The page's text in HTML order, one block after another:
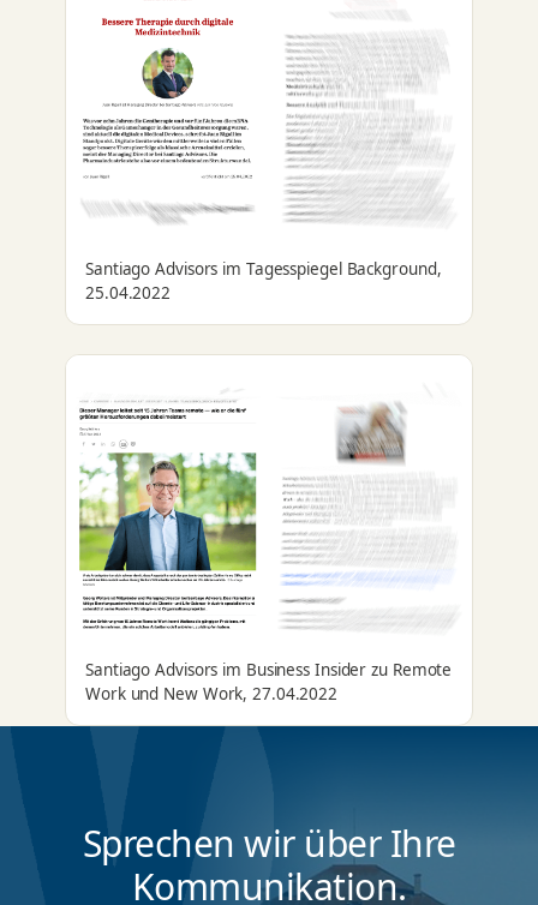
Santiago Advisors im Tagesspiegel Background,
25.04.2022
Santiago Advisors im Business Insider zu Remote
Work und New Work, 27.04.2022
Sprechen wir über Ihre
Kommunikation.